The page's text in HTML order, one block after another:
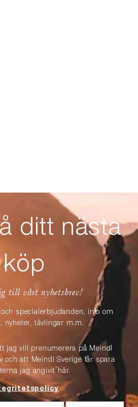
ditt nästa
köp
till vårt nyhetsbrev!
specialerbjudanden, info om
nyheter, tävlingar m.m.
jag vill prenumerera på Meindl
och att Meindl Sverige får spara
jag angivit här.